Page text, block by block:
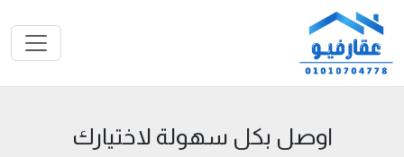
اوصل بكل سهولة لاختيارك